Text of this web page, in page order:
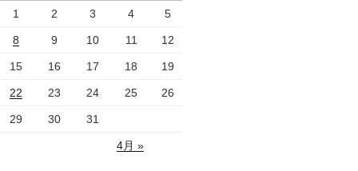
1 2 3 4 5
8 9 10 11 12
15 16 17 18 19
22 23 24 25 26
29 30 31
4月 »